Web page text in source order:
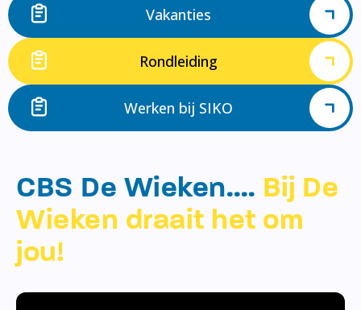
Vakanties
Rondleiding
Werken bij SIKO
CBS De Wieken…. Bij De
Wieken draait het om
jou!